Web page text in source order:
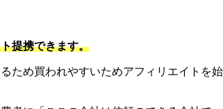
提携できます。
ため買われやすいためアフィリエイト